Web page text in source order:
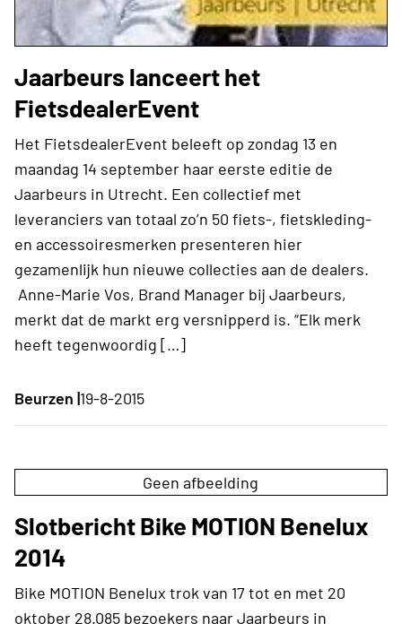
Jaarbeurs lanceert het
FietsdealerEvent
Het FietsdealerEvent beleeft op zondag 13 en
maandag 14 september haar eerste editie de
Jaarbeurs in Utrecht. Een collectief met
leveranciers van totaal zo’n 50 fiets-, fietskleding-
en accessoiresmerken presenteren hier
gezamenlijk hun nieuwe collecties aan de dealers.
Anne-Marie Vos, Brand Manager bij Jaarbeurs,
merkt dat de markt erg versnipperd is. “Elk merk
heeft tegenwoordig […]
Beurzen |19-8-2015
Geen afbeelding
Slotbericht Bike MOTION Benelux
2014
Bike MOTION Benelux trok van 17 tot en met 20
oktober 28.085 bezoekers naar Jaarbeurs in